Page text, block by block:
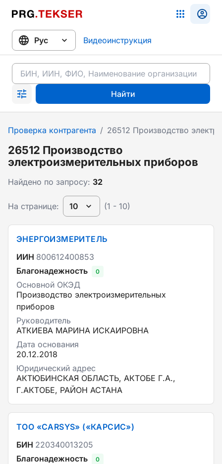
Видеоинструкция
Найти
Проверка контрагента / 26512 Производство
26512 Производство
электроизмерительных приборов
Найдено по запросу: 32
На странице: 10 (1 - 10)
ЭНЕРГОИЗМЕРИТЕЛЬ
ИИН 800612400853
Благонадежность
0
Основной ОКЭД
Производство электроизмерительных
приборов
Руководитель
АТКИЕВА МАРИНА ИСКАИРОВНА
Дата основания
20.12.2018
Юридический адрес
АКТЮБИНСКАЯ ОБЛАСТЬ, АКТОБЕ Г.А.,
Г.АКТОБЕ, РАЙОН АСТАНА
ТОО «CARSYS» («КАРСИС»)
БИН 220340013205
Благонадежность
0